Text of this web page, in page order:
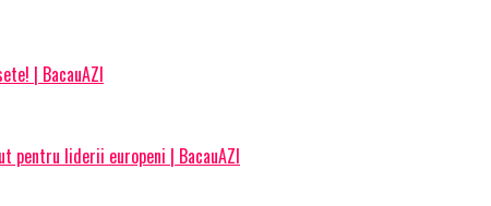
| BacauAZI
pentru liderii europeni | BacauAZI